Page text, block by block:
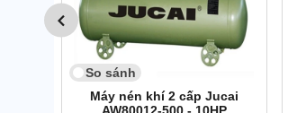
So sánh
Máy nén khí 2 cấp Jucai